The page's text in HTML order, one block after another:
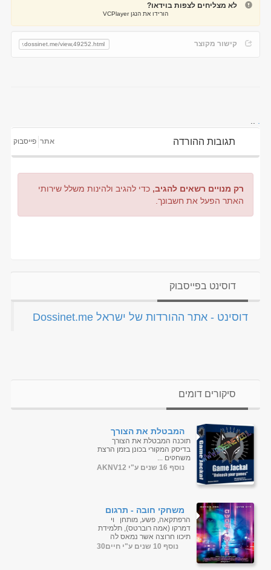
לא מצליחים לצפות בוידאו?
הורידו את הנגן VCPlayer
קישור מקוצר
תגובות ההורדה אתר פייסבוק
רק מנויים רשאים להגיב, כדי להגיב ולהינות משלל שירותי
האתר הפעל את חשבונך.
דוסינט בפייסבוק
‏דוסינט - אתר ההורדות של ישראל Dossinet.me‏
סיקורים דומים
המבטלת את הצורך
בדיסק המקורי בכונן בזמן
הרצת
משחקיםGameJackal Pro
4.1.0.7 Final
תוכנה המבטלת את הצורך
בדיסק המקורי בכונן בזמן הרצת
משחקים ...
נוסף 16 שנים ע"י AKNV12
משחקי חובה - תרגום
מובנה - BDRip
הרפתקאה, פשע, מותחן וי
דמרקו (אמה רוברטס), תלמידת
תיכון חרוצה אשר נמאס לה
לצפות בחיים מהצד. כאשר היא
נוסף 10 שנים ע"י חיים30